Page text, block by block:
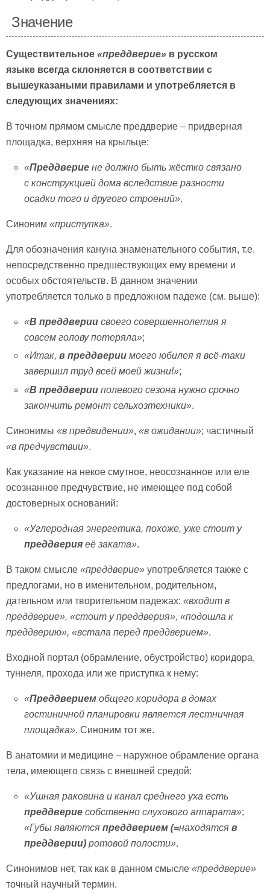
Значение
Существительное «преддверие» в русском
языке всегда склоняется в соответствии с
вышеуказаными правилами и употребляется в
следующих значениях:
В точном прямом смысле преддверие – придверная
площадка, верхняя на крыльце:
«Преддверие не должно быть жёстко связано
с конструкцией дома вследствие разности
осадки того и другого строений».
Синоним «приступка».
Для обозначения кануна знаменательного события, т.е.
непосредственно предшествующих ему времени и
особых обстоятельств. В данном значении
употребляется только в предложном падеже (см. выше):
«В преддверии своего совершеннолетия я
совсем голову потеряла»;
«Итак,в преддверии моего юбилея я всё-таки
завершил труд всей моей жизни!»;
«В преддверии полевого сезона нужно срочно
закончить ремонт сельхозтехники».
Синонимы «в предвидении», «в ожидании»; частичный
«в предчувствии».
Как указание на некое смутное, неосознанное или еле
осознанное предчувствие, не имеющее под собой
достоверных оснований:
«Углеродная энергетика, похоже, уже стоит у
преддверия её заката».
В таком смысле «преддверие» употребляется также с
предлогами, но в именительном, родительном,
дательном или творительном падежах: «входит в
преддверие», «стоит у преддверия», «подошла к
преддверию», «встала перед преддверием».
Входной портал (обрамление, обустройство) коридора,
туннеля, прохода или же приступка к нему:
«Преддверием общего коридора в домах
гостиничной планировки является лестничная
площадка». Синоним тот же.
В анатомии и медицине – наружное обрамление органа
тела, имеющего связь с внешней средой:
«Ушная раковина и канал среднего уха есть
преддверие собственно слухового аппарата»;
«Губы являютсяпреддверием (=находятся в
преддверии) ротовой полости».
Синонимов нет, так как в данном смысле «преддверие»
точный научный термин.